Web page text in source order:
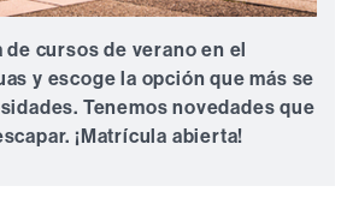
cursos de verano en el
y escoge la opción que más se
Tenemos novedades que
¡Matrícula abierta!